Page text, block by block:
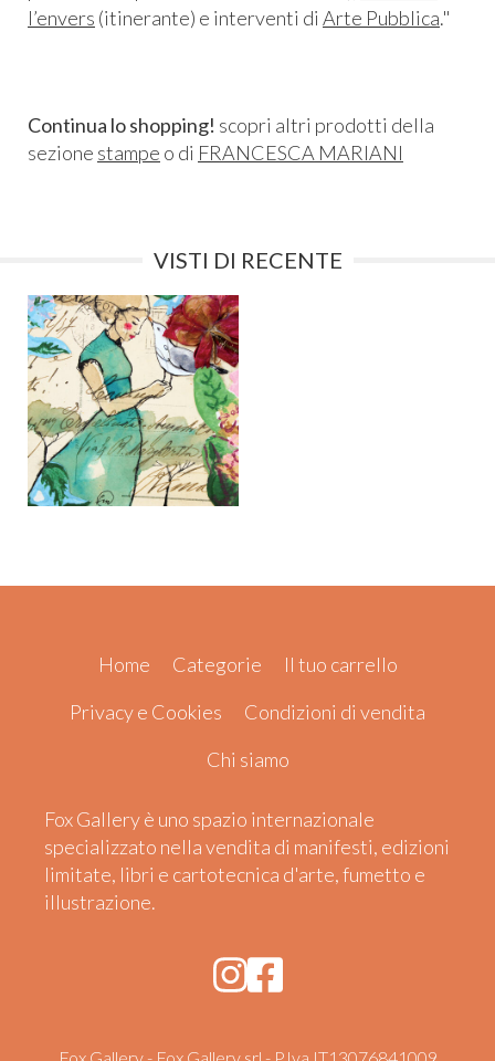
l’envers (itinerante) e interventi di Arte Pubblica."
Continua lo shopping! scopri altri prodotti della
sezione stampe o di FRANCESCA MARIANI
VISTI DI RECENTE
Home Categorie
Il tuo carrello
Privacy e Cookies
Condizioni di vendita
Chi siamo
Fox Gallery è uno spazio internazionale
specializzato nella vendita di manifesti, edizioni
limitate, libri e cartotecnica d'arte, fumetto e
illustrazione.